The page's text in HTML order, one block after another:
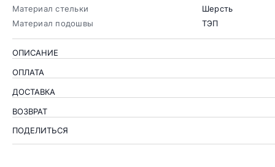
Материал стельки
Шерсть
Материал подошвы
ТЭП
ОПИСАНИЕ
ОПЛАТА
ДОСТАВКА
ВОЗВРАТ
ПОДЕЛИТЬСЯ